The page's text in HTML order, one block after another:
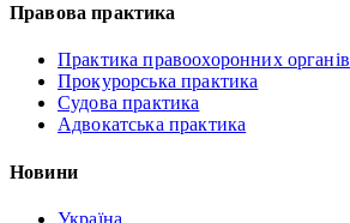
Правова практика
Практика правоохоронних органів
Прокурорська практика
Судова практика
Адвокатська практика
Новини
Україна